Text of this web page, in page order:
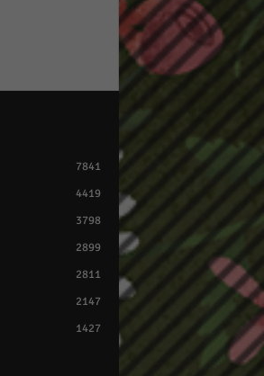
7841
4419
3798
2899
2811
2147
1427